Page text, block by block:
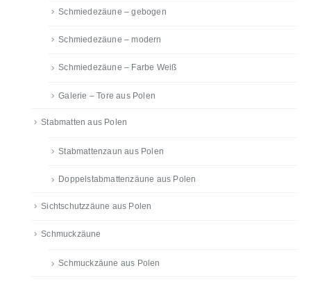
Schmiedezäune – gebogen
Schmiedezäune – modern
Schmiedezäune – Farbe Weiß
Galerie – Tore aus Polen
Stabmatten aus Polen
Stabmattenzaun aus Polen
Doppelstabmattenzäune aus Polen
Sichtschutzzäune aus Polen
Schmuckzäune
Schmuckzäune aus Polen